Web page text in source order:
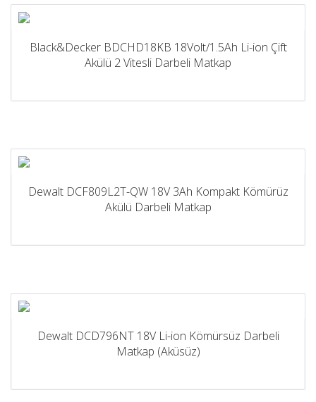
Black&Decker BDCHD18KB 18Volt/1.5Ah Li-ion Çift
Akülü 2 Vitesli Darbeli Matkap
Dewalt DCF809L2T-QW 18V 3Ah Kompakt Kömürüz
Akülü Darbeli Matkap
Dewalt DCD796NT 18V Li-ion Kömürsüz Darbeli
Matkap (Aküsüz)